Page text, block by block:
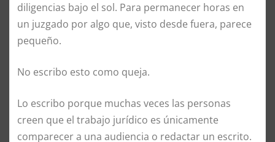
diligencias bajo el sol. Para permanecer horas en
un juzgado por algo que, visto desde fuera, parece
pequeño.
No escribo esto como queja.
Lo escribo porque muchas veces las personas
creen que el trabajo jurídico es únicamente
comparecer a una audiencia o redactar un escrito.